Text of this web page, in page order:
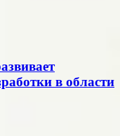
в области